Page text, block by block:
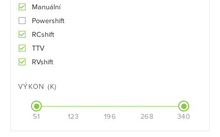
Manuální
Powershift
RCshift
TTV
RVshift
VÝKON (K)
51 123 196 268 340